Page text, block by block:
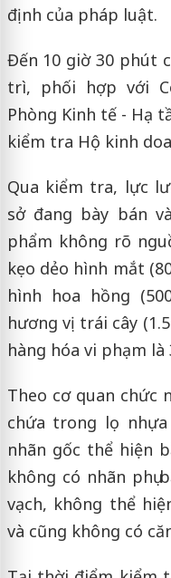
định của pháp luật.
Đến 10 giờ 30 phút
trì, phối hợp với
Phòng Kinh tế - Hạ
kiểm tra Hộ kinh
Qua kiểm tra, lực
sở đang bày bán
phẩm không rõ
kẹo dẻo hình mắt
hình hoa hồng
hương vị trái cây
hàng hóa vi phạm
Theo cơ quan chức
chứa trong lọ
nhãn gốc thể hiện
không có nhãn phụ
vạch, không thể
và cũng không có